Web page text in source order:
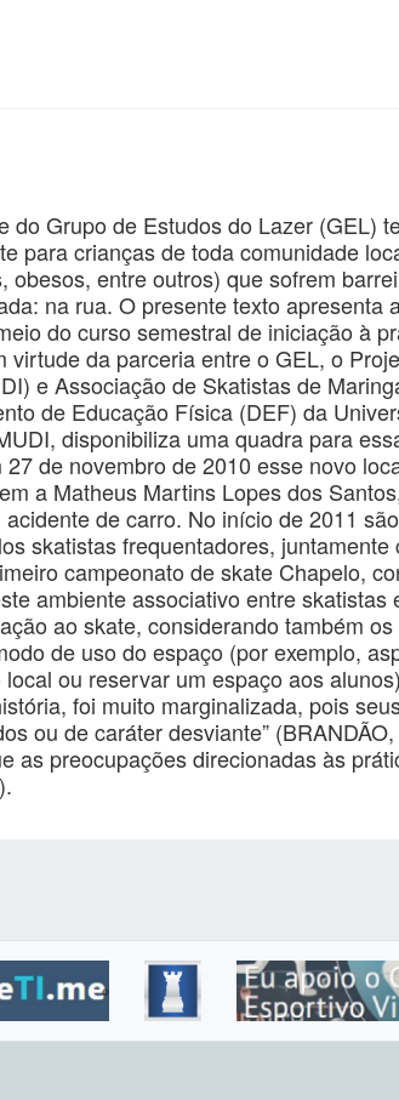
do Grupo de Estudos do Lazer (GEL)
para crianças de toda comunidade
obesos, entre outros) que sofrem
na rua. O presente texto apresenta
do curso semestral de iniciação à
virtude da parceria entre o GEL, o
e Associação de Skatistas de
de Educação Física (DEF) da
disponibiliza uma quadra para
de novembro de 2010 esse novo
a Matheus Martins Lopes dos
de carro. No início de 2011
skatistas frequentadores,
campeonato de skate Chapelo,
ambiente associativo entre skatistas
ao skate, considerando também
de uso do espaço (por exemplo,
ou reservar um espaço aos
foi muito marginalizada, pois
ou de caráter desviante”
as preocupações direcionadas às